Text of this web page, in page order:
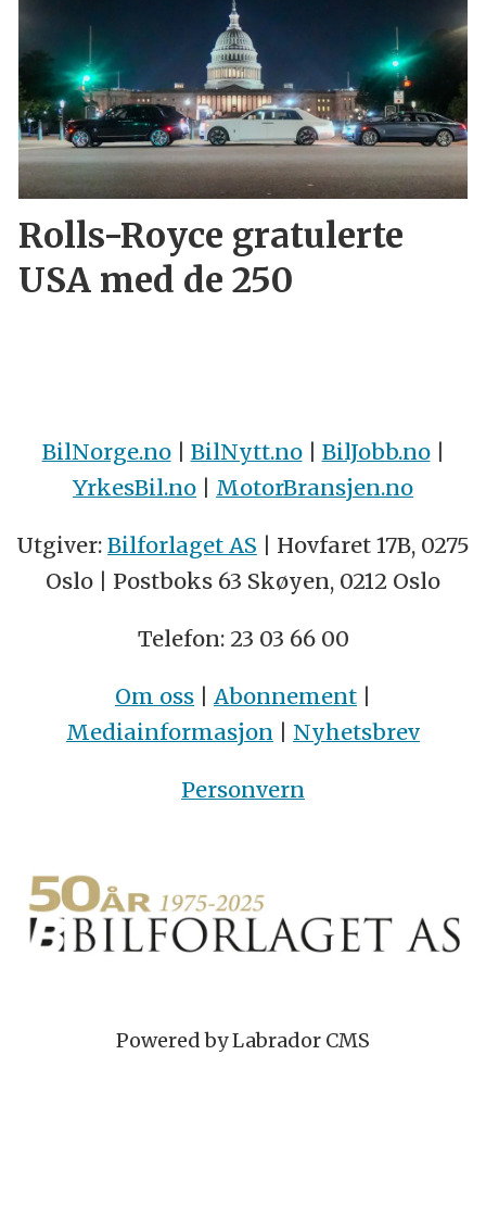
Rolls-Royce gratulerte
USA med de 250
BilNorge.no| BilNytt.no| BilJobb.no|
YrkesBil.no
MotorBransjen.no
Utgiver: Bilforlaget AS | Hovfaret 17B, 0275
Oslo | Postboks 63 Skøyen, 0212 Oslo
Telefon: 23 03 66 00
Om oss | Abonnement |
Mediainformasjon | Nyhetsbrev
Personvern
Powered by Labrador CMS